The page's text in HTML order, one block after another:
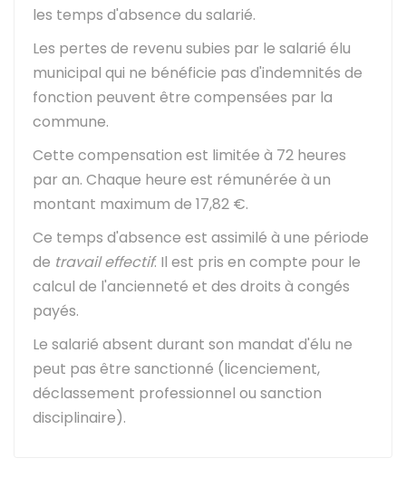
les temps d'absence du salarié.
Les pertes de revenu subies par le salarié élu
municipal qui ne bénéficie pas d'indemnités de
fonction peuvent être compensées par la
commune.
Cette compensation est limitée à 72 heures
par an. Chaque heure est rémunérée à un
montant maximum de 17,82 €.
Ce temps d'absence est assimilé à une période
de travail effectif. Il est pris en compte pour le
calcul de l'ancienneté et des droits à congés
payés.
Le salarié absent durant son mandat d'élu ne
peut pas être sanctionné (licenciement,
déclassement professionnel ou sanction
disciplinaire).